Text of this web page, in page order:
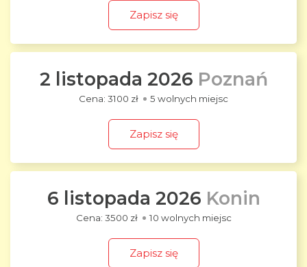
Zapisz się
2 listopada 2026 Poznań
3100 zł 5 wolnych miejsc
Zapisz się
6 listopada 2026 Konin
3500 zł 10 wolnych miejsc
Zapisz się